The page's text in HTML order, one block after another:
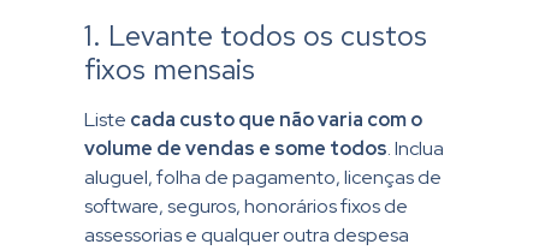
1. Levante todos os custos
fixos mensais
Liste cada custo que não varia com o
volume de vendas e some todos. Inclua
aluguel, folha de pagamento, licenças de
software, seguros, honorários fixos de
assessorias e qualquer outra despesa